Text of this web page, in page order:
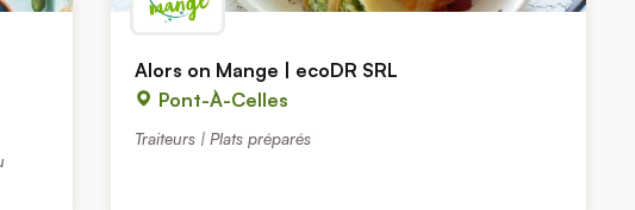
Alors on Mange | ecoDR SRL
Pont-À-Celles
Traiteurs | Plats préparés